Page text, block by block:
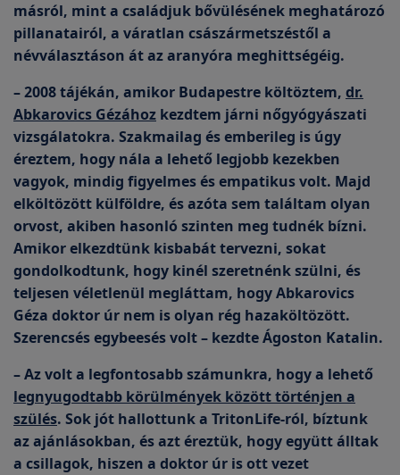
másról, mint a családjuk bővülésének meghatározó
pillanatairól, a váratlan császármetszéstől a
névválasztáson át az aranyóra meghittségéig.
– 2008 tájékán, amikor Budapestre költöztem, dr.
Abkarovics Gézához kezdtem járni nőgyógyászati
vizsgálatokra. Szakmailag és emberileg is úgy
éreztem, hogy nála a lehető legjobb kezekben
vagyok, mindig figyelmes és empatikus volt. Majd
elköltözött külföldre, és azóta sem találtam olyan
orvost, akiben hasonló szinten meg tudnék bízni.
Amikor elkezdtünk kisbabát tervezni, sokat
gondolkodtunk, hogy kinél szeretnénk szülni, és
teljesen véletlenül megláttam, hogy Abkarovics
Géza doktor úr nem is olyan rég hazaköltözött.
Szerencsés egybeesés volt – kezdte Ágoston Katalin.
– Az volt a legfontosabb számunkra, hogy a lehető
legnyugodtabb körülmények között történjen a
szülés. Sok jót hallottunk a TritonLife-ról, bíztunk
az ajánlásokban, és azt éreztük, hogy együtt álltak
a csillagok, hiszen a doktor úr is ott vezet